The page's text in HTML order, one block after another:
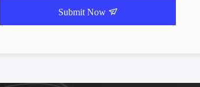
Submit Now